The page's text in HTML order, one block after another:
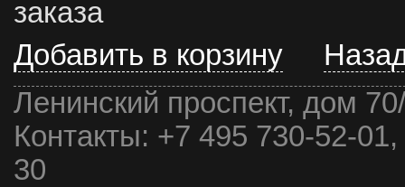
заказа
Добавить в корзину
Ленинский проспект, дом
Контакты: +7 495 730-52-
30